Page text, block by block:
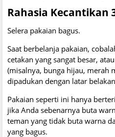
Rahasia Kecantikan
Selera pakaian bagus.
Saat berbelanja pakaian,
cetakan yang sangat besar,
(misalnya, bunga hijau, merah
dipadukan dengan latar
Pakaian seperti ini hanya
jika Anda sebenarnya buta
teman yang tidak buta warna
yang bagus.